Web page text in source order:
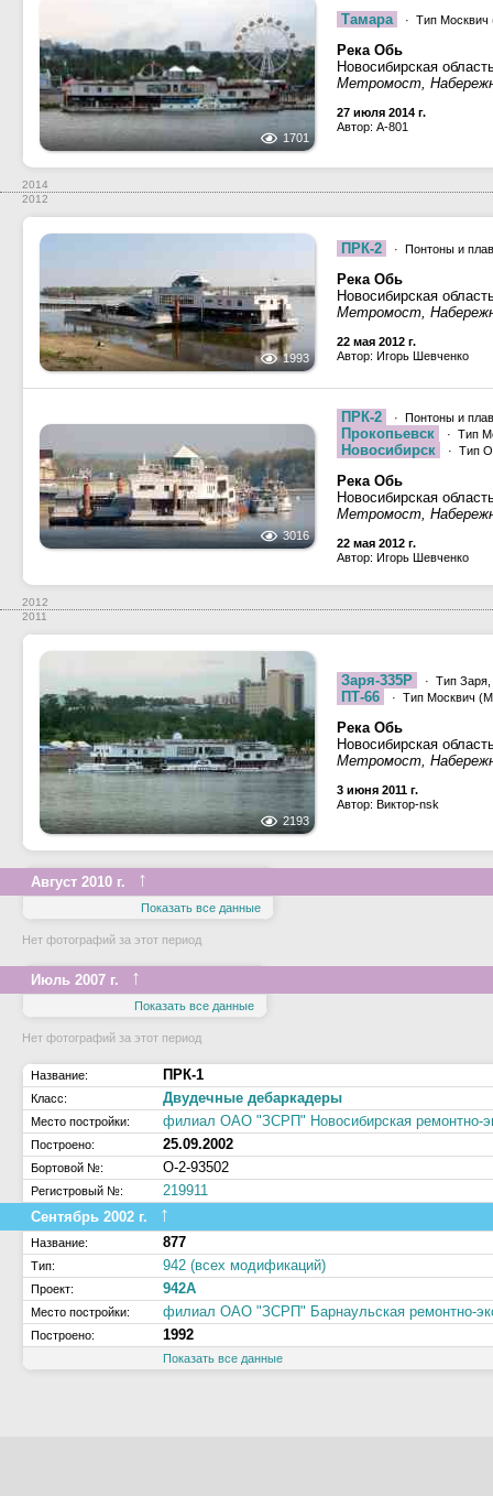
1701
Тамара · Тип
Река Обь
Новосибирская
Метромост,
27 июля 2014 г.
Автор: A-801
2014
2012
1993
ПРК-2 · Понтоны и
Река Обь
Новосибирская
Метромост,
22 мая 2012 г.
Автор: Игорь Шевченко
3016
ПРК-2 · Понтоны и
Прокопьевск · Тип
Новосибирск · Тип
Река Обь
Новосибирская
Метромост,
22 мая 2012 г.
Автор: Игорь Шевченко
2012
2011
2193
Заря-335Р · Тип
ПТ-66 · Тип Москвич
Река Обь
Новосибирская
Метромост,
3 июня 2011 г.
Автор: Виктор-nsk
Август 2010 г. ↑
Показать все данные
Нет фотографий за этот период
Июль 2007 г. ↑
Показать все данные
Нет фотографий за этот период
Название: ПРК-1
Класс: Двудечные дебаркадеры
Место постройки: филиал ОАО "ЗСРП" Новосибирская ремонтно-
Построено: 25.09.2002
Бортовой №: О-2-93502
Регистровый №:
219911
Сентябрь 2002 г.
↑
Название: 877
Тип: 942 (всех модификаций)
Проект: 942А
Место постройки: филиал ОАО "ЗСРП" Барнаульская ремонтно-
Построено: 1992
Показать все данные